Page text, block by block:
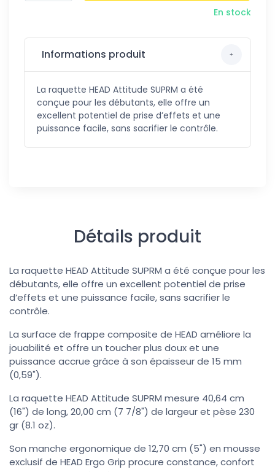
En stock
Informations produit
La raquette HEAD Attitude SUPRM a été
conçue pour les débutants, elle offre un
excellent potentiel de prise d’effets et une
puissance facile, sans sacrifier le contrôle.
Détails produit
La raquette HEAD Attitude SUPRM a été conçue pour les
débutants, elle offre un excellent potentiel de prise
d’effets et une puissance facile, sans sacrifier le
contrôle.
La surface de frappe composite de HEAD améliore la
jouabilité et offre un toucher plus doux et une
puissance accrue grâce à son épaisseur de 15 mm
(0,59").
La raquette HEAD Attitude SUPRM mesure 40,64 cm
(16") de long, 20,00 cm (7 7/8") de largeur et pèse 230
gr (8.1 oz).
Son manche ergonomique de 12,70 cm (5") en mousse
exclusif de HEAD Ergo Grip procure constance, confort